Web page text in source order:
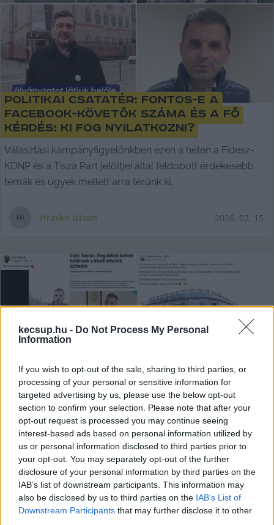
kecsup.hu - Do Not Process My Personal
Information
If you wish to opt-out of the sale, sharing to third parties, or
processing of your personal or sensitive information for
targeted advertising by us, please use the below opt-out
section to confirm your selection. Please note that after your
opt-out request is processed you may continue seeing
interest-based ads based on personal information utilized by
us or personal information disclosed to third parties prior to
your opt-out. You may separately opt-out of the further
disclosure of your personal information by third parties on the
IAB’s list of downstream participants. This information may
also be disclosed by us to third parties on the IAB’s List of
Downstream Participants that may further disclose it to other
Politikai csatatér: fontos-e a
Facebook-követők száma és a fő
kérdés: ki fog nyilatkozni?
Választási kampányfigyelőnkben ezen a héten a Fidesz-
KDNP és a Tisza Párt jelöltjei által feldobott érdekesebb
témák és ügyek mellett arra térünk ki,
HI Hraskó István 2026. 02. 15.
Politikai csatatér: a Fidesz a
félelmet, a Tisza a helyi ügyeket
tolta – ez történt a héten a
kecskeméti választókerületekben
Alig hatvan nap múlva választunk, a két legnagyobb párt
már elstartolt, és javában kampányol, noha a kampány
hivatalosan csak február 21-én kezdődik. A